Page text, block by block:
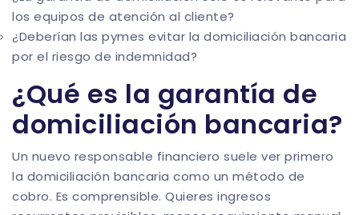
los equipos de atención al cliente?
¿Deberían las pymes evitar la domiciliación bancaria
por el riesgo de indemnidad?
¿Qué es la garantía de
domiciliación bancaria?
Un nuevo responsable financiero suele ver primero
la domiciliación bancaria como un método de
cobro. Es comprensible. Quieres ingresos